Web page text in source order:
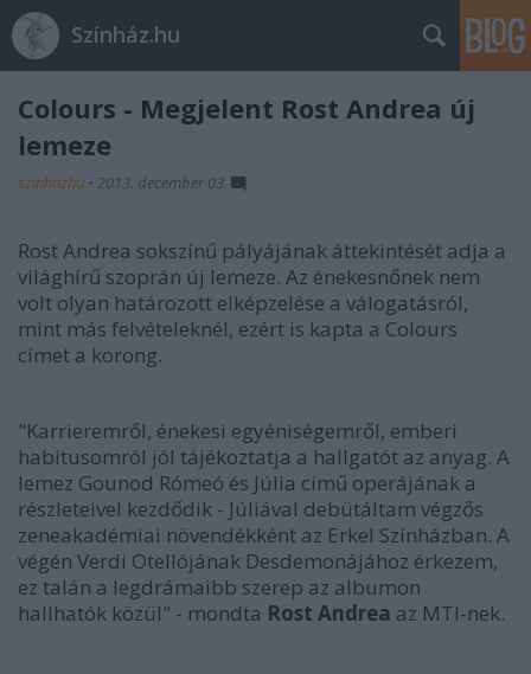
Színház.hu
Colours - Megjelent Rost Andrea új
lemeze
szinhazhu • 2013. december 03.
Rost Andrea sokszínű pályájának áttekintését adja a
világhírű szoprán új lemeze. Az énekesnőnek nem
volt olyan határozott elképzelése a válogatásról,
mint más felvételeknél, ezért is kapta a Colours
címet a korong.
"Karrieremről, énekesi egyéniségemről, emberi
habitusomról jól tájékoztatja a hallgatót az anyag. A
lemez Gounod Rómeó és Júlia című operájának a
részleteivel kezdődik - Júliával debütáltam végzős
zeneakadémiai növendékként az Erkel Színházban. A
végén Verdi Otellójának Desdemonájához érkezem,
ez talán a legdrámaibb szerep az albumon
hallhatók közül" - mondta Rost Andrea az MTI-nek.